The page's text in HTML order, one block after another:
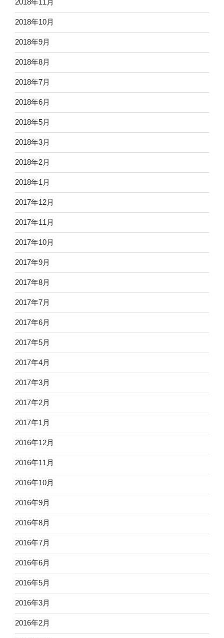
2018年11月
2018年10月
2018年9月
2018年8月
2018年7月
2018年6月
2018年5月
2018年3月
2018年2月
2018年1月
2017年12月
2017年11月
2017年10月
2017年9月
2017年8月
2017年7月
2017年6月
2017年5月
2017年4月
2017年3月
2017年2月
2017年1月
2016年12月
2016年11月
2016年10月
2016年9月
2016年8月
2016年7月
2016年6月
2016年5月
2016年3月
2016年2月